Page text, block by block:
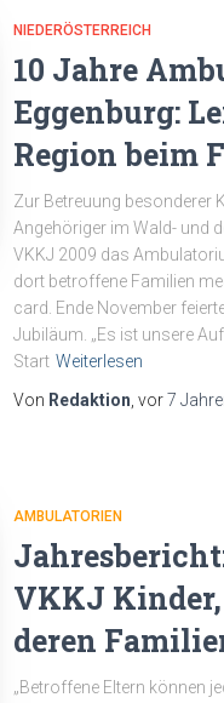
NIEDERÖSTERREICH
10 Jahre
Eggenburg:
Region beim
Zur Betreuung besonderer
Angehöriger im Wald- und
VKKJ 2009 das
dort betroffene Familien
card. Ende November
Jubiläum. „Es ist unsere
Start Weiterlesen
Von Redaktion , vor7
AMBULATORIEN
VKKJ
deren
„Betroffene Eltern können